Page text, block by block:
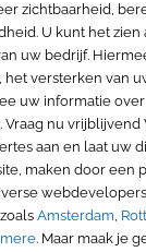
zichtbaarheid,
U kunt het zien
uw bedrijf.
het versterken van
uw informatie
nu vrijblijvend
aan en laat uw
maken door een
Amsterdam,
. Maar maak je